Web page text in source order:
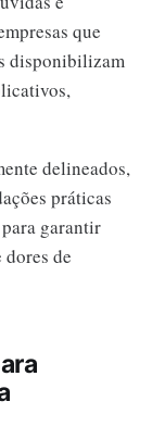
que
disponibilizam
delineados,
práticas
garantir
de